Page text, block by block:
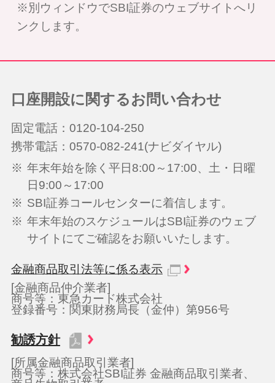
の証券口座（SBI証券とのお取引に関す
る情報を含む。）や投資経験情報など
個人情報の取り扱いに関する重要事項
お客さまの情報の取り扱いについて以下の事項をご
確認のうえお申し込みください。
第１条（個人情報の収集・保有・利用・預託）
1. 当社が行う金融商品仲介サービスの利用
者または利用予定者（以下「利用者等」
という）は、当社が、金融商品仲介サー
ビスの提供のため、以下の情報（以下、
これらを総称して「個人情報」という）
を当社が保護措置を講じたうえで収集・
保有・利用することに同意します。個人
情報には、当社が利用者等から取得する
ものと株式会社SBI証券（以下「SBI証
券」）が利用者等から取得し、当社がSB
I証券から提供を受けるものがあります。
① 申込み時もしくは口座開設後に利用者等
※別ウィンドウでSBI証券のウェブサイトへリ
ンクします。
口座開設に関するお問い合わせ
固定電話：0120-104-250
携帯電話：0570-082-241(ナビダイヤル)
※ 年末年始を除く平日8:00～17:00、土・日曜
日9:00～17:00
※ SBI証券コールセンターに着信します。
※ 年末年始のスケジュールはSBI証券のウェブ
サイトにてご確認をお願いいたします。
金融商品取引法等に係る表示
[金融商品仲介業者]
商号等：東急カード株式会社
登録番号：関東財務局長（金仲）第956号
勧誘方針
[所属金融商品取引業者]
商号等：株式会社SBI証券 金融商品取引業者、